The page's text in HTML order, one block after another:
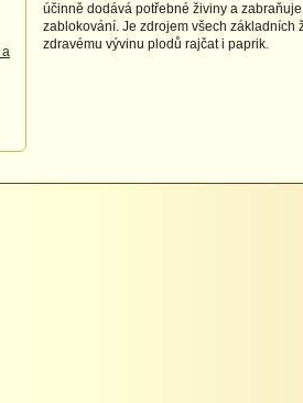
účinně dodává potřebné živiny a
zablokování. Je zdrojem všech základních
zdravému vývinu plodů rajčat i paprik.